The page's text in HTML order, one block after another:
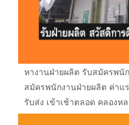
หางานฝ่ายผลิต รับสมัครพนั
สมัครพนักงานฝ่ายผลิต ค่าแ
รับส่ง เข้าเช้าตลอด คลองห